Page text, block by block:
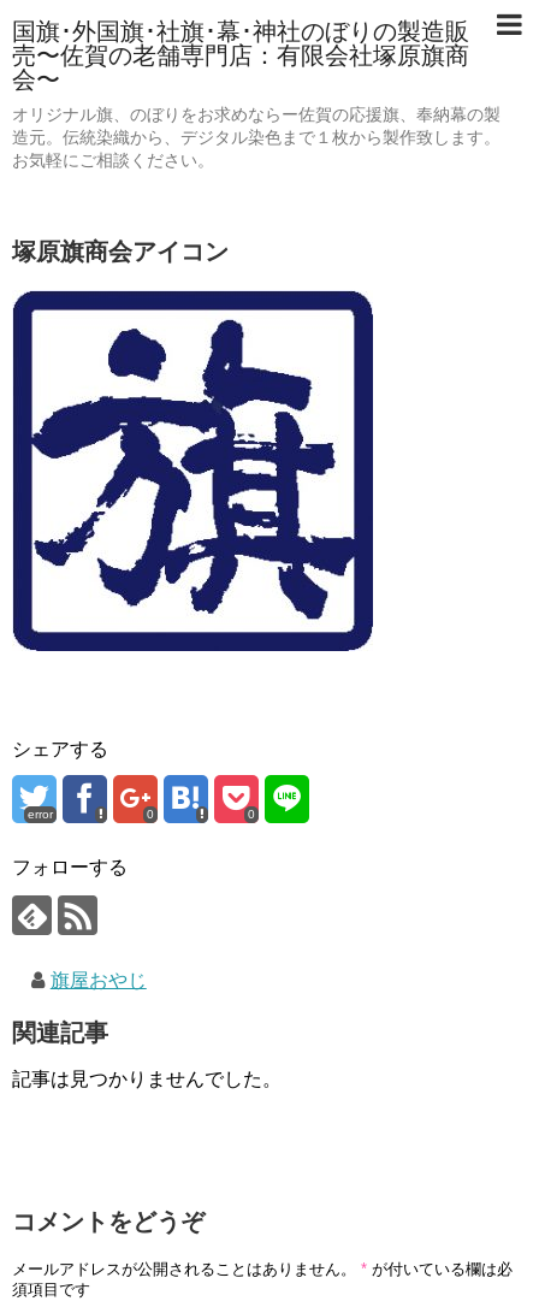
国旗･外国旗･社旗･幕･神社のぼりの製造販
売〜佐賀の老舗専門店：有限会社塚原旗商
会〜
オリジナル旗、のぼりをお求めならー佐賀の応援旗、奉納幕の製
造元。伝統染織から、デジタル染色まで１枚から製作致します。
お気軽にご相談ください。
塚原旗商会アイコン
シェアする
error 0 0
フォローする
旗屋おやじ
関連記事
記事は見つかりませんでした。
コメントをどうぞ
メールアドレスが公開されることはありません。 * が付いている欄は必
須項目です